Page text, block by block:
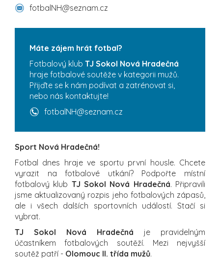
fotbalNH@seznam.cz
Máte zájem hrát fotbal?
Fotbalový klub TJ Sokol Nová Hradečná
hraje fotbalové soutěže v kategorii mužů.
Přijďte se k nám podívat a zatrénovat si,
nebo nás kontaktujte!
fotbalNH@seznam.cz
Sport Nová Hradečná!
Fotbal dnes hraje ve sportu první housle. Chcete
vyrazit na fotbalové utkání? Podpořte místní
fotbalový klub TJ Sokol Nová Hradečná. Připravili
jsme aktualizovaný rozpis jeho fotbalových zápasů,
ale i všech dalších sportovních událostí. Stačí si
vybrat.
TJ Sokol Nová Hradečná je pravidelným
účastníkem fotbalových soutěží. Mezi nejvyšší
soutěž patří - Olomouc II. třída mužů.